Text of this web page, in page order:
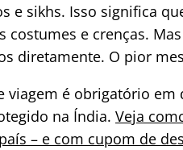
e sikhs. Isso significa
costumes e crenças.
diretamente. O pior
viagem é obrigatório em
na Índia. Veja
– e com cupom de